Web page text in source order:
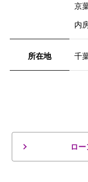
京
内
所在地 千
ロ